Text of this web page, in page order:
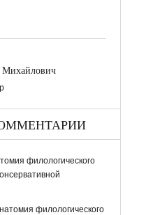
Михайлович
филологического
филологического